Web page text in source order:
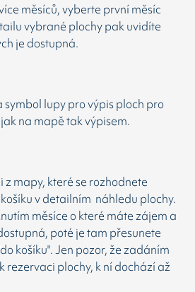
měsíců, vyberte první měsíc
vybrané plochy pak uvidíte
je dostupná.
symbol lupy pro výpis ploch pro
na mapě tak výpisem.
z mapy, které se rozhodnete
v detailním náhledu plochy.
měsíce o které máte zájem a
poté je tam přesunete
košíku". Jen pozor, že zadáním
rezervaci plochy, k ní dochází až